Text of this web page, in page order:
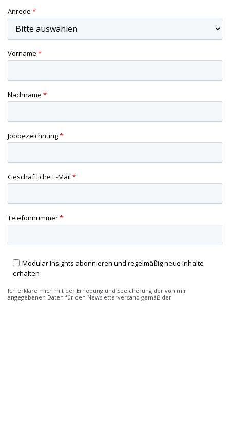
Anrede *
Vorname *
Nachname *
Jobbezeichnung*
Geschäftliche E-Mail *
Telefonnummer*
Modular Insights abonnieren und regelmäßig neue Inhalte
erhalten
Ich erkläre mich mit der Erhebung und Speicherung der von mir
angegebenen Daten für den Newsletterversand gemäß der